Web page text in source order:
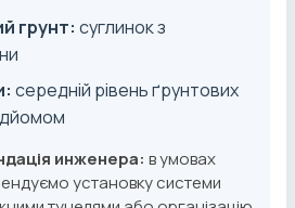
грунт: суглинок з
середній рівень ґрунтових
инженера: в умовах
установку системи